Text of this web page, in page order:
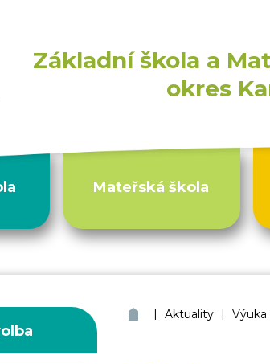
Základní škola a
okres
Mateřská škola
ZŠ a MŠ Bohumín
| Aktuality |